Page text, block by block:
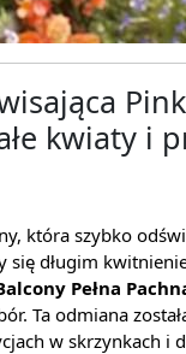
kwiaty i
która szybko
się długim
Pełna
Ta odmiana
w skrzynkach i